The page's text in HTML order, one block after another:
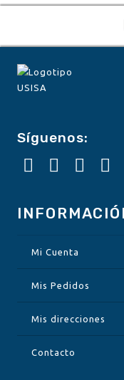
Síguenos:
Mi Cuenta
Mis Pedidos
Mis direcciones
Contacto